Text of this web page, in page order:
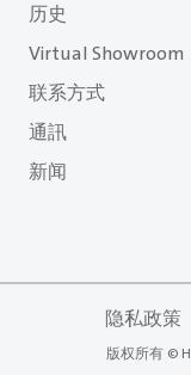
历史
Virtual Showroom
联系方式
通訊
新闻
隐私政策
版权所有 ©